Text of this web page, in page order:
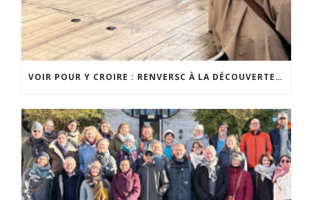
VOIR POUR Y CROIRE : RENVERSC À LA DÉCOUVERTE DE RÉALISATIONS INSPIRANTES